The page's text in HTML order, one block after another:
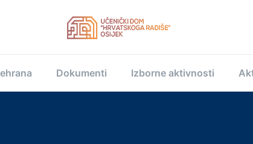
Dokumenti Izborne aktivnosti